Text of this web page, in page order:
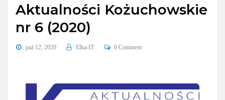
Aktualności Kożuchowskie
nr 6 (2020)
paź 12, 2020 Elka-IT 0 Comment